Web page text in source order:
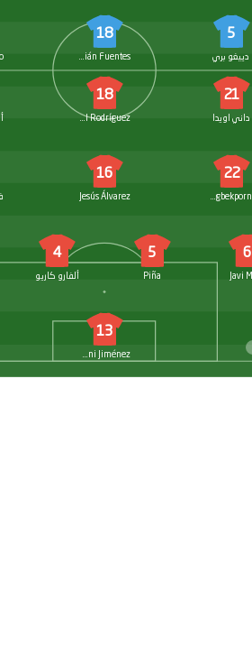
5
دييغو بري
18
Adrián Fuentes
21
داني اويدا
18
Enol Rodríguez
22
Michael Agbekpornu
16
Jesús Álvarez
6
Javi
5
Piña
4
ألفارو كاريو
13
Dani Jiménez